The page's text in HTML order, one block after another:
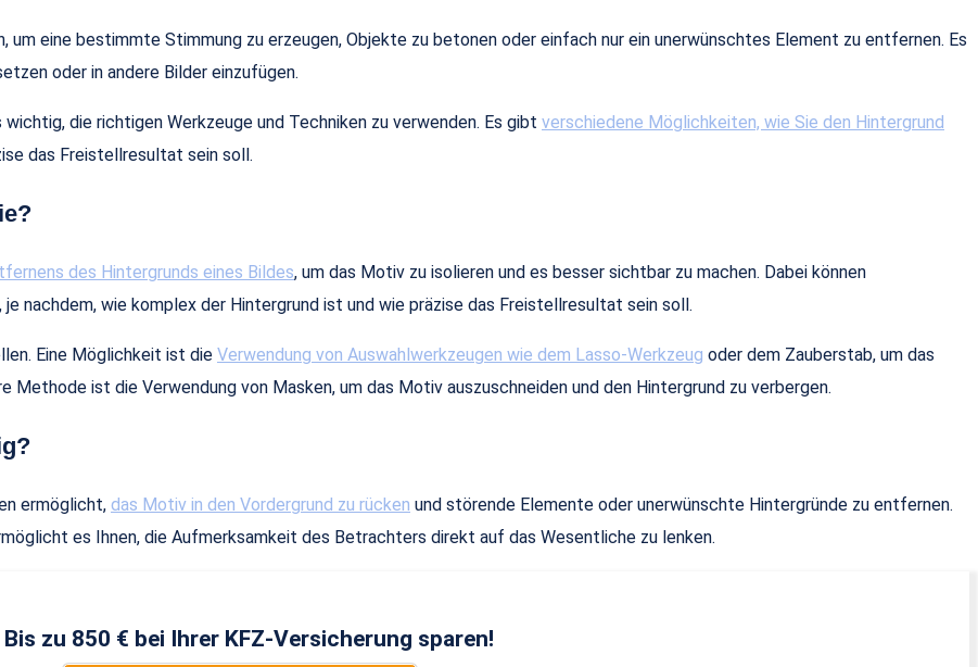
eine bestimmte Stimmung zu erzeugen, Objekte zu betonen oder einfach nur ein unerwünschtes Element zu entfernen. Es
oder in andere Bilder einzufügen.
die richtigen Werkzeuge und Techniken zu verwenden. Es gibt verschiedene Möglichkeiten, wie Sie den Hintergrund
das Freistellresultat sein soll.
des Hintergrunds eines Bildes, um das Motiv zu isolieren und es besser sichtbar zu machen. Dabei können
nachdem, wie komplex der Hintergrund ist und wie präzise das Freistellresultat sein soll.
Eine Möglichkeit ist die Verwendung von Auswahlwerkzeugen wie dem Lasso-Werkzeug oder dem Zauberstab, um das
Methode ist die Verwendung von Masken, um das Motiv auszuschneiden und den Hintergrund zu verbergen.
ermöglicht, das Motiv in den Vordergrund zu rücken und störende Elemente oder unerwünschte Hintergründe zu entfernen.
es Ihnen, die Aufmerksamkeit des Betrachters direkt auf das Wesentliche zu lenken.
Bis zu 850 € bei Ihrer KFZ-Versicherung sparen!